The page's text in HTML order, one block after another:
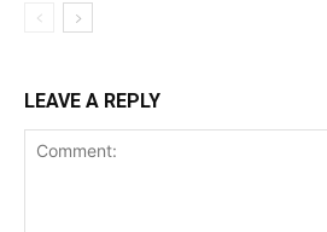
LEAVE A REPLY